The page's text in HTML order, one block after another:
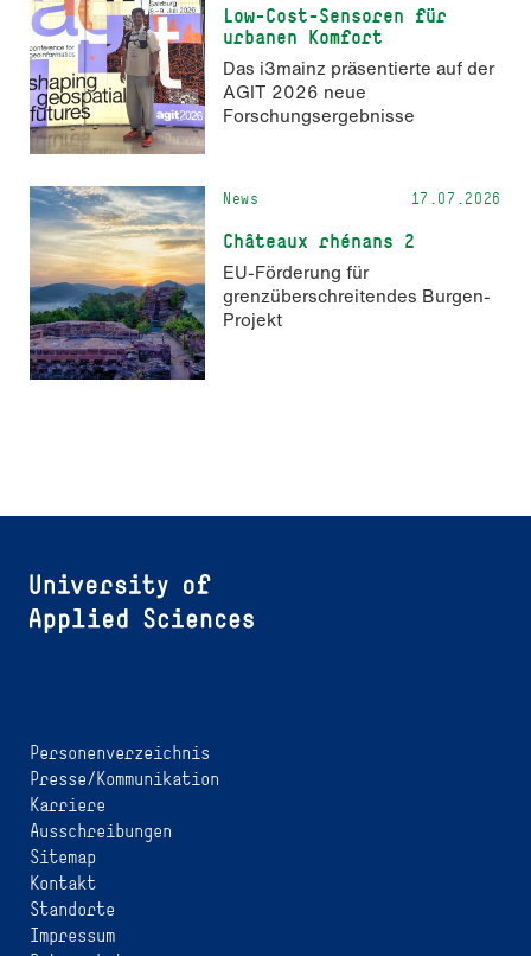
Low-Cost-Sensoren für
urbanen Komfort
Das i3mainz präsentierte auf der
AGIT 2026 neue
Forschungsergebnisse
News 17.07.2026
Châteaux rhénans 2
EU-Förderung für
grenzüberschreitendes Burgen-
Projekt
Personenverzeichnis
Presse/Kommunikation
Karriere
Ausschreibungen
Sitemap
Kontakt
Standorte
Impressum